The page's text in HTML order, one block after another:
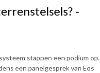
-
stappen een podium op.
een panelgesprek van Eos